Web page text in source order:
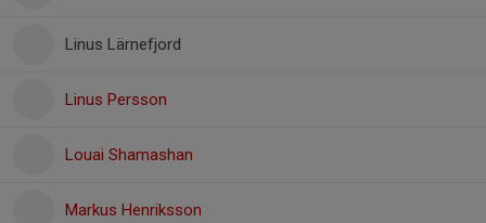
Linus Lärnefjord
Linus Persson
Louai Shamashan
Markus Henriksson